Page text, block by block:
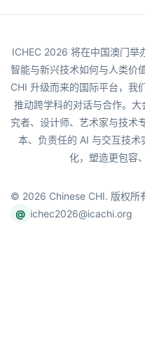
ICHEC 2026 将在中国澳门举
智能与新兴技术如何与人类价
CHI 升级而来的国际平台，我
推动跨学科的对话与合作。
究者、设计师、艺术家与技术
本、负责任的 AI 与交互技
化，塑造更包容
© 2026 Chinese CHI. 版权所
@ ichec2026@icachi.org